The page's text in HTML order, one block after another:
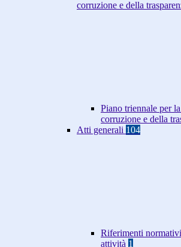
corruzione e della
Piano triennale per
corruzione e della
Atti generali 104
Riferimenti
attività 1